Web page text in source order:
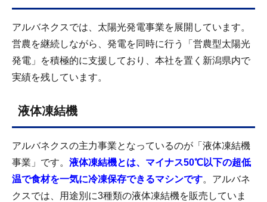
アルバネクスでは、太陽光発電事業を展開しています。
営農を継続しながら、発電を同時に行う「営農型太陽光
発電」を積極的に支援しており、本社を置く新潟県内で
実績を残しています。
液体凍結機
アルバネクスの主力事業となっているのが「液体凍結機
事業」です。 液体凍結機とは、マイナス50℃以下の超低
温で食材を一気に冷凍保存できるマシンです。アルバネ
クスでは、用途別に3種類の液体凍結機を販売していま